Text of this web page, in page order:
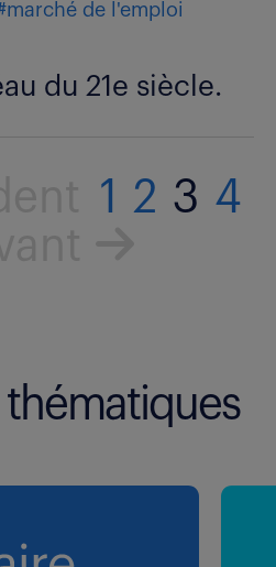
de l'emploi
du 21e siècle.
1 2 3 4
thématiques